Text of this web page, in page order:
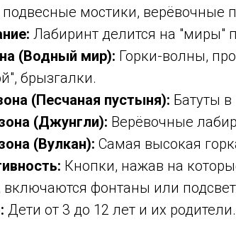
мостики, верёвочные
Лабиринт делится на "миры"
(Водный мир): Горки-волны,
брызгалки.
(Песчаная пустыня): Батуты
(Джунгли): Верёвочные
(Вулкан): Самая высокая
Кнопки, нажав на
фонтаны или
Дети от 3 до 12 лет и их родители.